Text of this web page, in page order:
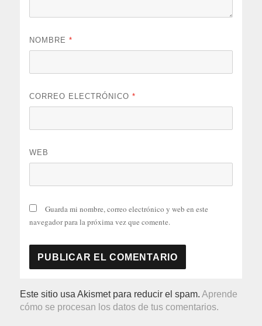
NOMBRE*
CORREO ELECTRÓNICO*
WEB
Guarda mi nombre, correo electrónico y web en este
navegador para la próxima vez que comente.
Este sitio usa Akismet para reducir el spam.Aprende
cómo se procesan los datos de tus comentarios.